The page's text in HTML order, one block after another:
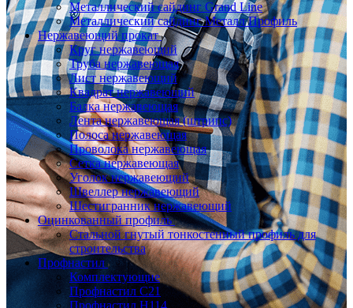
Металлический сайдинг Grand Line
Металлический сайдинг Металл Профиль
Нержавеющий прокат
Круг нержавеющий
Труба нержавеющая
Лист нержавеющий
Квадрат нержавеющий
Балка нержавеющая
Лента нержавеющая (штрипс)
Полоса нержавеющая
Проволока нержавеющая
Сетка нержавеющая
Уголок нержавеющий
Швеллер нержавеющий
Шестигранник нержавеющий
Оцинкованный профиль
Стальной гнутый тонкостенный профиль для
строительства
Профнастил
Комплектующие
Профнастил C21
Профнастил Н114